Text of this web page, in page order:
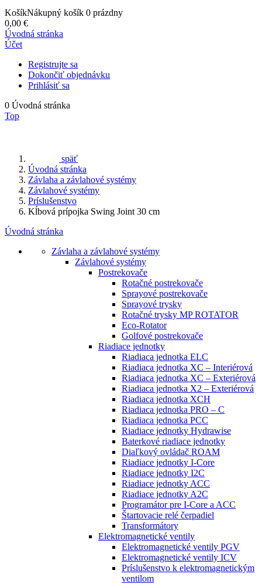
KošíkNákupný košík 0 prázdny
0,00 €
Úvodná stránka
Účet
Registrujte sa
Dokončiť objednávku
Prihlásiť sa
0 Úvodná stránka
Top
späť
Úvodná stránka
Závlaha a závlahové systémy
Závlahové systémy
Príslušenstvo
Kĺbová prípojka Swing Joint 30 cm
Úvodná stránka
Závlaha a závlahové systémy
Závlahové systémy
Postrekovače
Rotačné postrekovače
Sprayové postrekovače
Sprayové trysky
Rotačné trysky MP ROTATOR
Eco-Rotator
Golfové postrekovače
Riadiace jednotky
Riadiaca jednotka ELC
Riadiaca jednotka XC – Interiérová
Riadiaca jednotka XC – Exteriérová
Riadiaca jednotka X2 – Exteriérová
Riadiaca jednotka XCH
Riadiaca jednotka PRO – C
Riadiaca jednotka PCC
Riadiace jednotky Hydrawise
Baterkové riadiace jednotky
Diaľkový ovládač ROAM
Riadiace jednotky I-Core
Riadiace jednotky I2C
Riadiace jednotky ACC
Riadiace jednotky A2C
Programátor pre I-Core a ACC
Štartovacie relé čerpadiel
Transformátory
Elektromagnetické ventily
Elektromagnetické ventily PGV
Elektromagnetické ventily ICV
Príslušenstvo k elektromagnetickým
ventilom